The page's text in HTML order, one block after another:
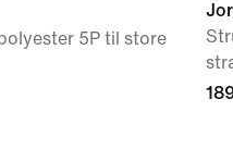
5P til store